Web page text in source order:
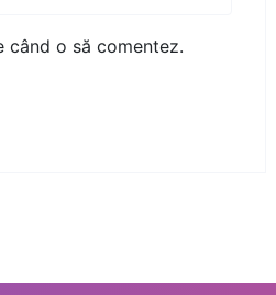
când o să comentez.